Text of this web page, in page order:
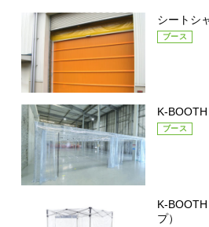
シートシ
ブース
K-BOOTH
ブース
K-
プ）